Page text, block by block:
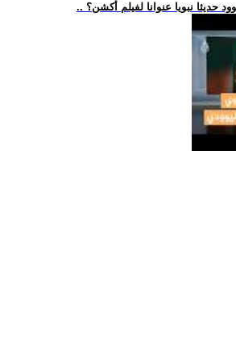
حديثا نبويا عنوانا لفيلم أكشن؟